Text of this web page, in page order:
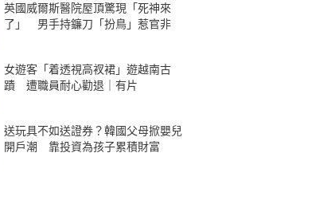
英國威爾斯醫院屋頂驚現「死神來
了」 男手持鐮刀「扮鳥」惹官非
女遊客「着透視高衩裙」遊越南古
蹟 遭職員耐心勸退｜有片
送玩具不如送證券？韓國父母掀嬰兒
開戶潮 靠投資為孩子累積財富